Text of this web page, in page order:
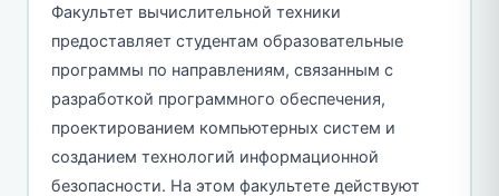
Факультет вычислительной техники
предоставляет студентам образовательные
программы по направлениям, связанным с
разработкой программного обеспечения,
проектированием компьютерных систем и
созданием технологий информационной
безопасности. На этом факультете действуют